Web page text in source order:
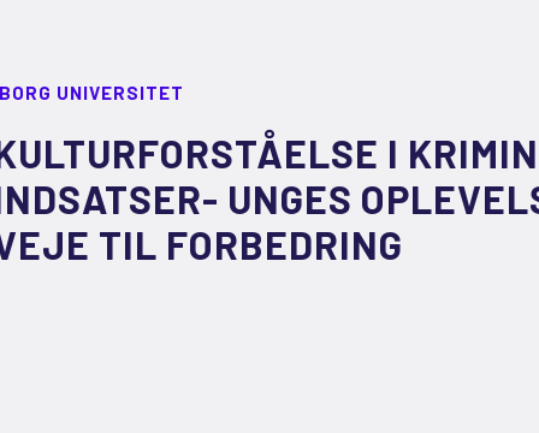
UNIVERSITET
I
UNGES
TIL FORBEDRING